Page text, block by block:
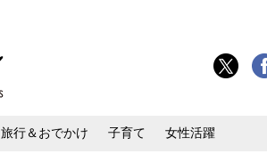
旅行＆おでかけ 子育て 女性活躍